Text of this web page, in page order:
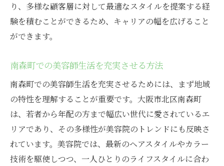
北区の美容院で得られる経験の価値
情熱ある美容師が集まる南森町の美容院でキャ
リアを広げよう
南森町の美容院でのキャリアアップ方法
美容師としての情熱を活かす南森町の環境
南森町での美容師ネットワークを広げる
キャリア発展を支える南森町の魅力
南森町の美容院での成功体験を探る
北区の美容師求職にぴったりの美容院情熱を活
り、多様な顧客層に対して最適なスタイルを提案する経
験を積むことができるため、キャリアの幅を広げること
ができます。
南森町での美容師生活を充実させる方法
南森町での美容師生活を充実させるためには、まず地域
の特性を理解することが重要です。大阪市北区南森町
は、若者から年配の方まで幅広い世代に愛されているエ
リアであり、その多様性が美容院のトレンドにも反映さ
れています。美容院では、最新のヘアスタイルやカラー
技術を駆使しつつ、一人ひとりのライフスタイルに合わ